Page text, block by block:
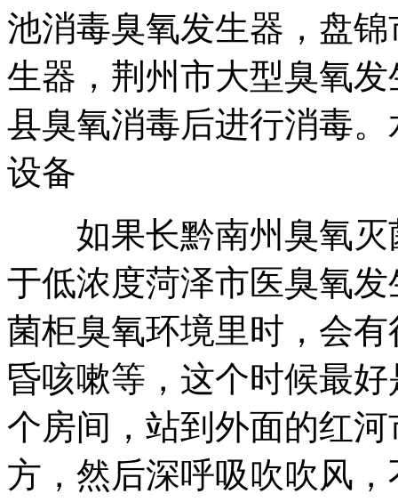
池消毒臭氧发生器， 盘锦
生器， 荆州市大型臭氧发
县臭氧消毒后进行消毒。
设备
如果长黔南州臭氧灭
于低浓度菏泽市医臭氧发
菌柜臭氧环境里时，会
昏咳嗽等，这个时候最好
个房间，站到外面的红河
方，然后深呼吸吹吹风